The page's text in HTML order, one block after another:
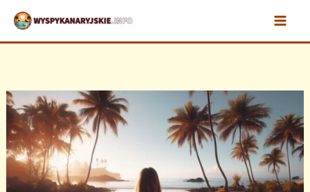
Przejdź
treści